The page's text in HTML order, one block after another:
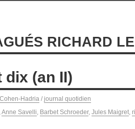
RICHARD
dix (an II)
Hadria / journal quotidien
,Anne Savelli, Barbet Schroeder, Jules Maigret,